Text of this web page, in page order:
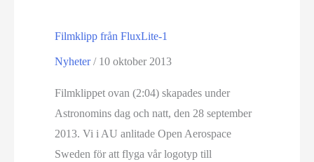
Filmklipp från FluxLite-1
Nyheter/ 10 oktober 2013
Filmklippet ovan (2:04) skapades under
Astronomins dag och natt, den 28 september
2013. Vi i AU anlitade Open Aerospace
Sweden för att flyga vår logotyp till